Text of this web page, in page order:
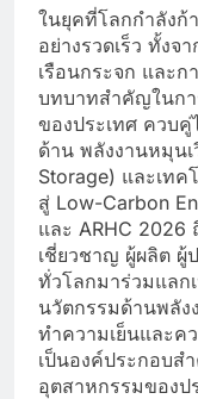
ในยุคที่โลกกำลังก้
อย่างรวดเร็ว ทั้งจ
เรือนกระจก และ
บทบาทสำคัญในก
ของประเทศ ควบ
ด้าน พลังงานหมุน
Storage) และเท
สู่ Low-Carbon
และ ARHC 2026
เชี่ยวชาญ ผู้ผลิต ผู้
ทั่วโลกมาร่วมแลก
นวัตกรรมด้านพลัง
ทำความเย็นและค
เป็นองค์ประกอบ
อุตสาหกรรมของป